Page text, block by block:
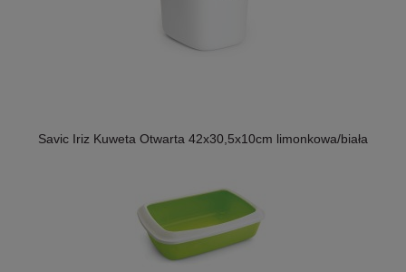
Savic Iriz Kuweta Otwarta 42x30,5x10cm limonkowa/biała